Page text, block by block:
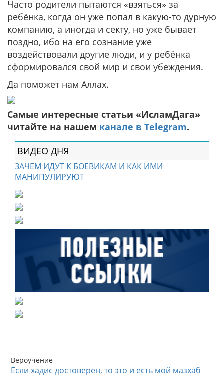
Часто родители пытаются «взяться» за
ребёнка, когда он уже попал в какую-то дурную
компанию, а иногда и секту, но уже бывает
поздно, ибо на его сознание уже
воздействовали другие люди, и у ребёнка
сформировался свой мир и свои убеждения.
Да поможет нам Аллах.
Самые интересные статьи «ИсламДага»
читайте на нашем канале в Telegram.
ВИДЕО ДНЯ
ЗАЧЕМ ИДУТ К БОЕВИКАМ И КАК ИМИ
МАНИПУЛИРУЮТ
Вероучение
Если хадис достоверен, то это и есть мой мазхаб